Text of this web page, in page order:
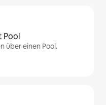
Pool
über einen Pool.